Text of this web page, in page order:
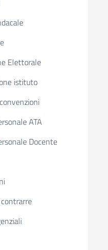
Elettorale
istituto
ATA
Docente